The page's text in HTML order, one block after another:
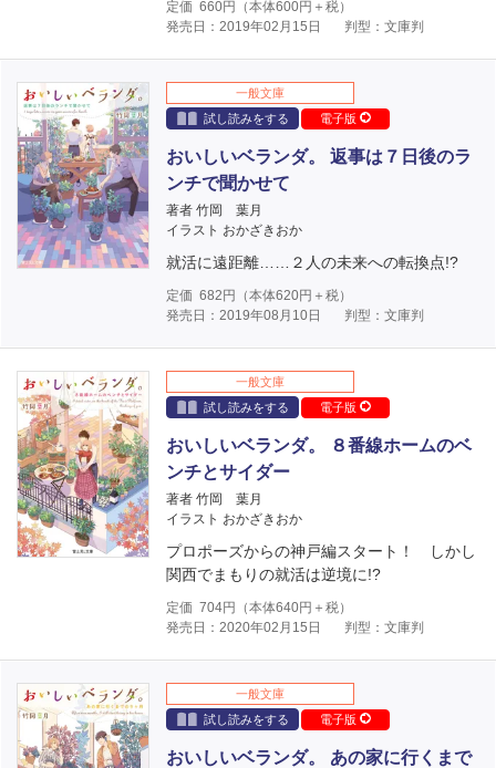
定価 660円（本体600円＋税）
発売日：2019年02月15日
判型：文庫判
一般文庫
試し読みをする
電子版
おいしいベランダ。 返事は７日後のラ
ンチで聞かせて
著者 竹岡 葉月
イラスト おかざきおか
就活に遠距離……２人の未来への転換点!?
定価 682 円（本体620円＋税）
発売日：2019年08月10日
判型：文庫判
一般文庫
試し読みをする
電子版
おいしいベランダ。 ８番線ホームのベ
ンチとサイダー
著者 竹岡 葉月
イラスト おかざきおか
プロポーズからの神戸編スタート！ しかし
関西でまもりの就活は逆境に!?
定価 704円（本体640円＋税）
発売日：2020年02月15日
判型：文庫判
一般文庫
試し読みをする
電子版
おいしいベランダ。 あの家に行くまで